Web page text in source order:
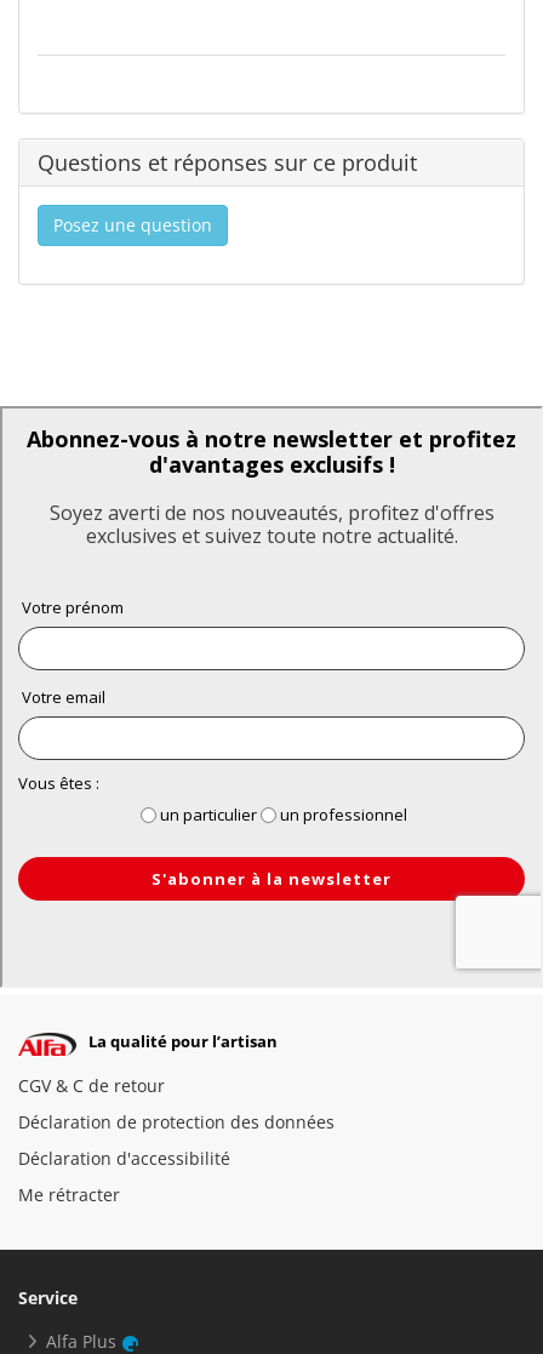
Questions et réponses sur ce produit
Posez une question
La qualité pour l’artisan
CGV & C de retour
Déclaration de protection des données
Déclaration d'accessibilité
Me rétracter
Service
Alfa Plus